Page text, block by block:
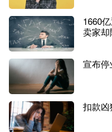
值得关注的是，历经亚
拓科技已逐步走出低谷
在平台布局方面，华凯
iExpress、Temu、Tik
全渠道触达与流量协同。
1660
卖家
宣布停
扣款